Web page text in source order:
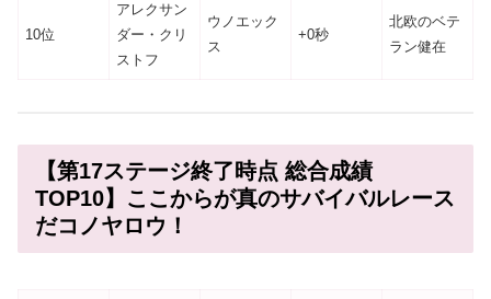
10位
アレクサン
ダー・クリ
ストフ
ウノエック
ス
+0秒
北欧のベテ
ラン健在
【第17ステージ終了時点 総合成績
TOP10】ここからが真のサバイバルレース
だコノヤロウ！